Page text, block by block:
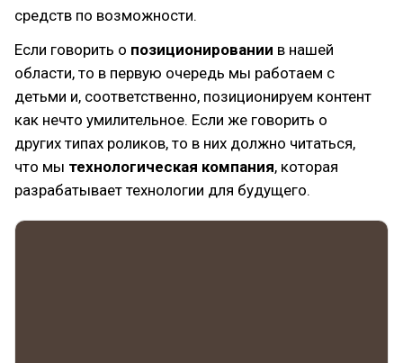
средств по возможности.
Если говорить о позиционировании в нашей
области, то в первую очередь мы работаем с
детьми и, соответственно, позиционируем контент
как нечто умилительное. Если же говорить о
других типах роликов, то в них должно читаться,
что мы технологическая компания, которая
разрабатывает технологии для будущего.